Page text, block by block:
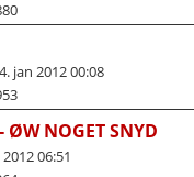
jan 2012 00:08
ØW NOGET SNYD
06:51